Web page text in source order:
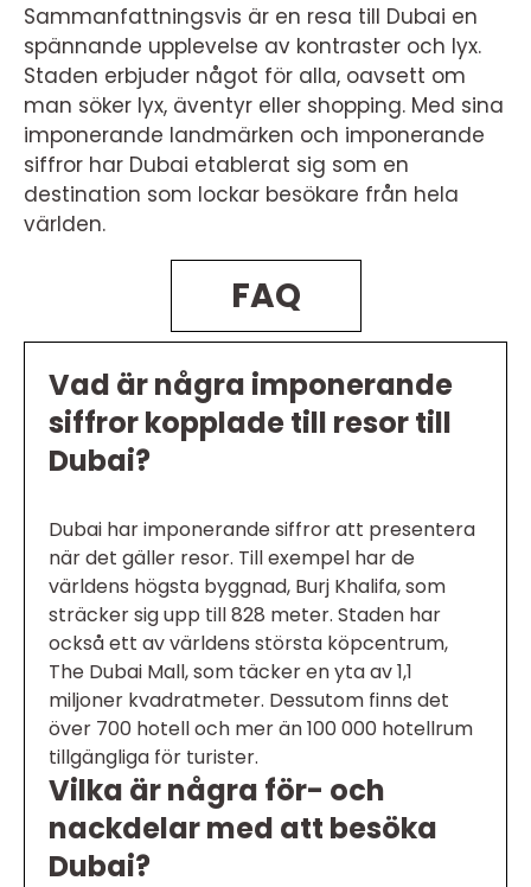
Sammanfattningsvis är en resa till Dubai en
spännande upplevelse av kontraster och lyx.
Staden erbjuder något för alla, oavsett om
man söker lyx, äventyr eller shopping. Med sina
imponerande landmärken och imponerande
siffror har Dubai etablerat sig som en
destination som lockar besökare från hela
världen.
FAQ
Vad är några imponerande
siffror kopplade till resor till
Dubai?
Dubai har imponerande siffror att presentera
när det gäller resor. Till exempel har de
världens högsta byggnad, Burj Khalifa, som
sträcker sig upp till 828 meter. Staden har
också ett av världens största köpcentrum,
The Dubai Mall, som täcker en yta av 1,1
miljoner kvadratmeter. Dessutom finns det
över 700 hotell och mer än 100 000 hotellrum
tillgängliga för turister.
Vilka är några för- och
nackdelar med att besöka
Dubai?